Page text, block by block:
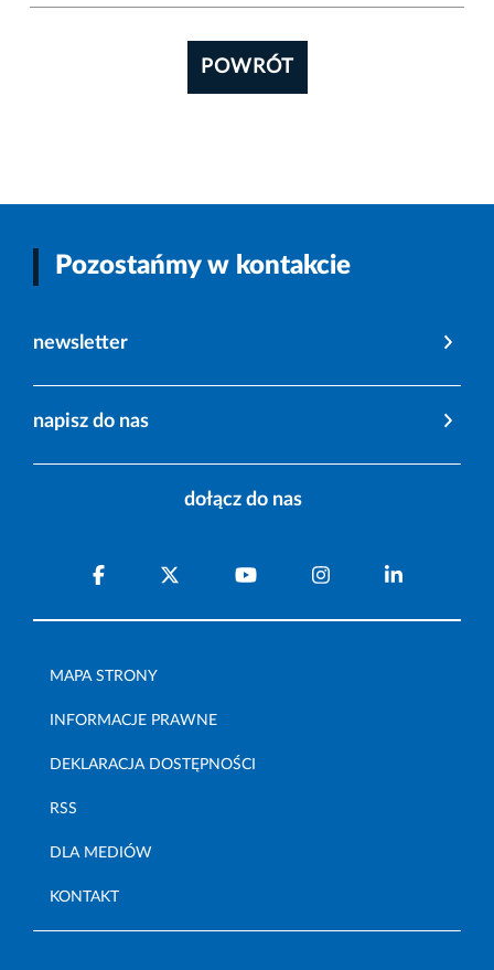
POWRÓT
Pozostańmy w kontakcie
newsletter
napisz do nas
dołącz do nas
MAPA STRONY
INFORMACJE PRAWNE
DEKLARACJA DOSTĘPNOŚCI
RSS
DLA MEDIÓW
KONTAKT